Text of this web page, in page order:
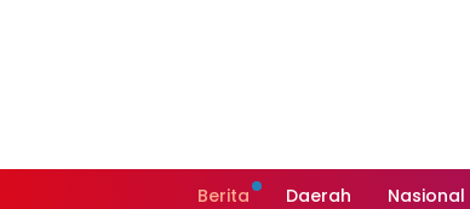
Berita Daerah Nasional